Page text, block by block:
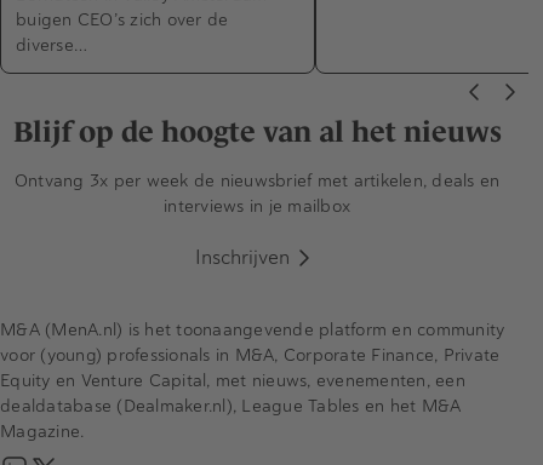
buigen CEO’s zich over de
diverse…
Blijf op de hoogte van al het nieuws
Ontvang 3x per week de nieuwsbrief met artikelen, deals en
interviews in je mailbox
Inschrijven
M&A (MenA.nl) is het toonaangevende platform en community
voor (young) professionals in M&A, Corporate Finance, Private
Equity en Venture Capital, met nieuws, evenementen, een
dealdatabase (Dealmaker.nl), League Tables en het M&A
Magazine.